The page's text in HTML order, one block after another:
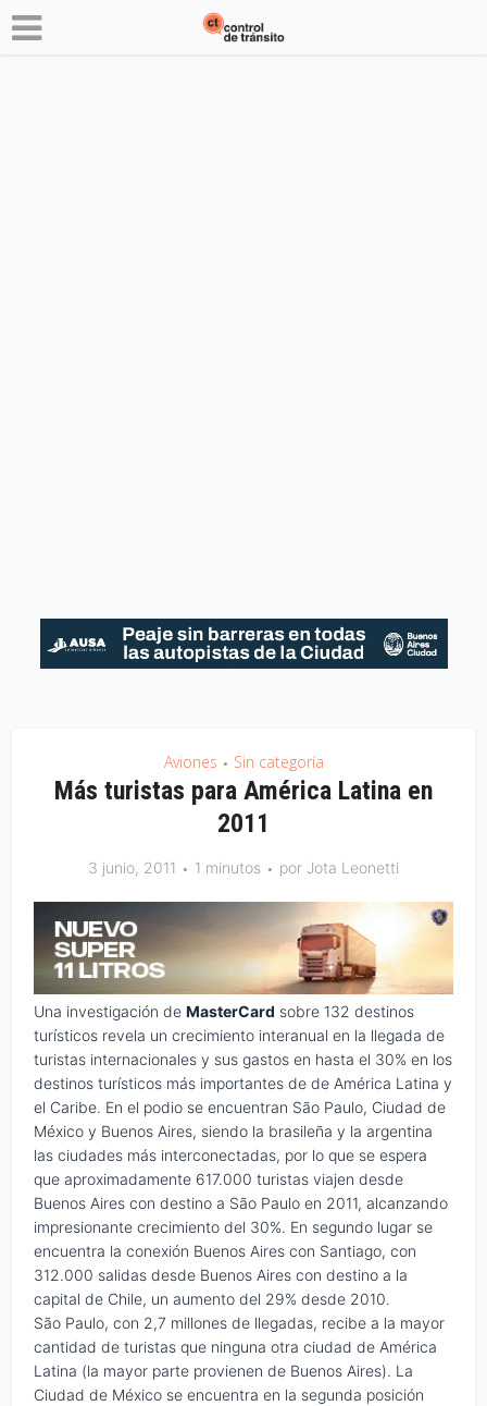
Aviones • Sin categoría
Más turistas para América Latina en
2011
3 junio, 2011 1 minutos por Jota Leonetti
Una investigación deMasterCard sobre 132 destinos
turísticos revela un crecimiento interanual en la llegada de
turistas internacionales y sus gastos en hasta el 30% en los
destinos turísticos más importantes de de América Latina y
el Caribe. En el podio se encuentran São Paulo, Ciudad de
México y Buenos Aires, siendo la brasileña y la argentina
las ciudades más interconectadas, por lo que se espera
que aproximadamente 617.000 turistas viajen desde
Buenos Aires con destino a São Paulo en 2011, alcanzando
impresionante crecimiento del 30%. En segundo lugar se
encuentra la conexión Buenos Aires con Santiago, con
312.000 salidas desde Buenos Aires con destino a la
capital de Chile, un aumento del 29% desde 2010.
São Paulo, con 2,7 millones de llegadas, recibe a la mayor
cantidad de turistas que ninguna otra ciudad de América
Latina (la mayor parte provienen de Buenos Aires). La
Ciudad de México se encuentra en la segunda posición